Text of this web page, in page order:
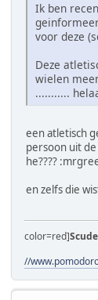
Ik ben
voor deze
Deze
wielen
...........
een atletisch
persoon uit
he????
en zelfs die
color=red]
//